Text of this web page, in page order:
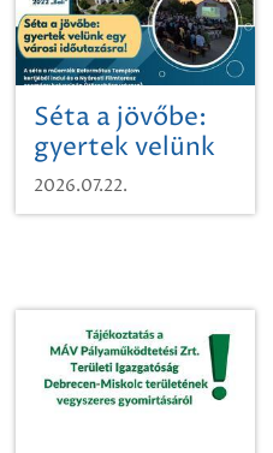
Séta a jövőbe:
gyertek velünk
egy városi
időutazásra!
2026.07.22.